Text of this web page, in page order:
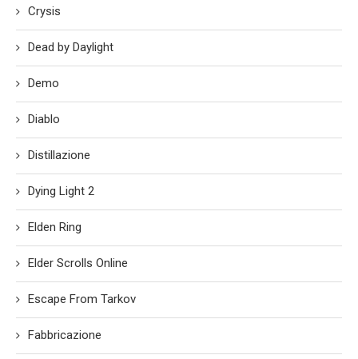
Crysis
Dead by Daylight
Demo
Diablo
Distillazione
Dying Light 2
Elden Ring
Elder Scrolls Online
Escape From Tarkov
Fabbricazione